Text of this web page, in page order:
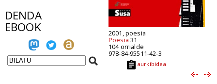
DENDA
EBOOK 2001, poesia
Poesia 31
104 orrialde
978-84-95511-42-3
aurkibidea